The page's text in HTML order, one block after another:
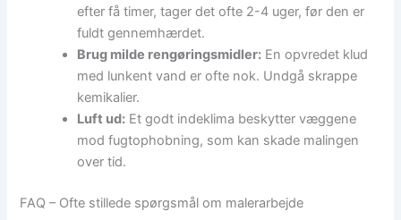
efter få timer, tager det ofte 2-4 uger, før den er
fuldt gennemhærdet.
Brug milde rengøringsmidler: En opvredet klud
med lunkent vand er ofte nok. Undgå skrappe
kemikalier.
Luft ud: Et godt indeklima beskytter væggene
mod fugtophobning, som kan skade malingen
over tid.
FAQ – Ofte stillede spørgsmål om malerarbejde